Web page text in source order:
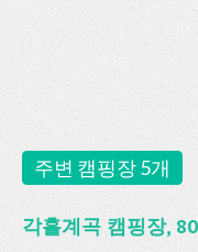
주변 캠핑장 5개
각흘계곡 캠핑장,